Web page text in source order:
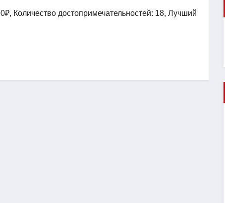
Количество достопримечательностей: 18, Лучший